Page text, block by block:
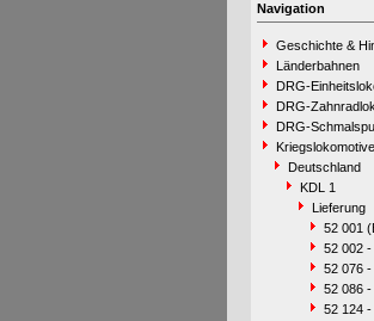
Navigation
Geschichte &
Länderbahnen
DRG-
DRG-
DRG-
Deutschland
KDL 1
Lieferung
52 001
52 002 -
52 076 -
52 086 -
52 124 -